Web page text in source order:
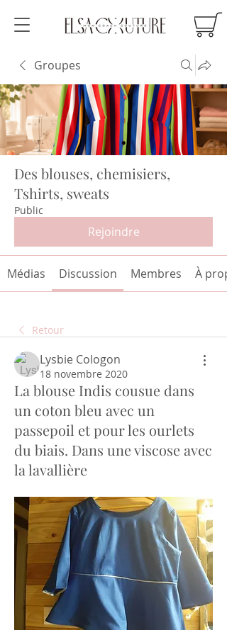
Groupes
Des blouses, chemisiers,
Tshirts, sweats
Public
Rejoindre
Médias Discussion Membres À
Retour
Lysbie Cologon
18 novembre 2020
La blouse Indis cousue dans
un coton bleu avec un
passepoil et pour les ourlets
du biais. Dans une viscose avec
la lavallière